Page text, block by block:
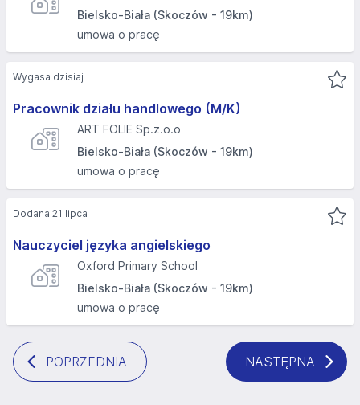
Bielsko-Biała (Skoczów - 19km)
umowa o pracę
Pracownik działu handlowego (M/K)
ART FOLIE Sp.z.o.o
Bielsko-Biała (Skoczów - 19km)
umowa o pracę
Wygasa dzisiaj
Nauczyciel języka angielskiego
Oxford Primary School
Bielsko-Biała (Skoczów - 19km)
umowa o pracę
Dodana 21 lipca
POPRZEDNIA NASTĘPNA